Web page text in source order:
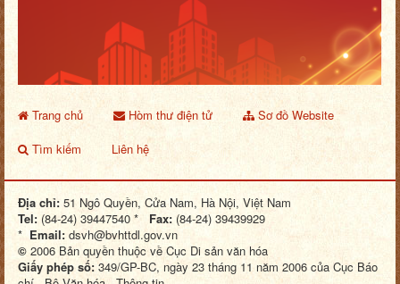
Hòm thư điện tử
Sơ đồ Website
Tìm kiếm
Liên hệ
Địa chỉ: 51 Ngô Quyền, Cửa Nam, Hà Nội, Việt Nam
Tel:(84-24) 39447540 *Fax:(84-24) 39439929